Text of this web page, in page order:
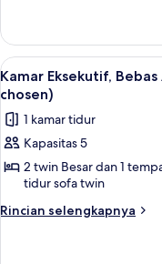
Sofa
Bed,
Super
City
View)
Kamar
Twin
Eksekutif,
Bebas
Rokok
(with
Bed,
Super
City
View)
Lihat
semua
foto
untuk
Kamar
Eksekutif,
Bebas
Asap
10
Kamar Eksekutif,
chosen)
1 kamar tidur
Kapasitas 5
2 twin Besar dan 1
tidur sofa twin
Rincian selengkapnya
Rincian